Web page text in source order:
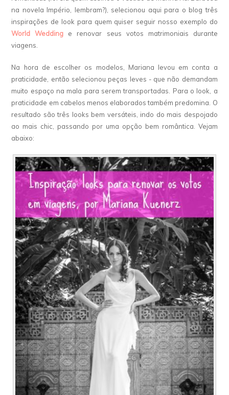
na novela Império, lembram?), selecionou aqui para o blog três
inspirações de look para quem quiser seguir nosso exemplo do
World Wedding e renovar seus votos matrimoniais durante
viagens.
Na hora de escolher os modelos, Mariana levou em conta a
praticidade, então selecionou peças leves - que não demandam
muito espaço na mala para serem transportadas. Para o look, a
praticidade em cabelos menos elaborados também predomina. O
resultado são três looks bem versáteis, indo do mais despojado
ao mais chic, passando por uma opção bem romântica. Vejam
abaixo: